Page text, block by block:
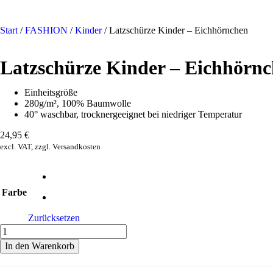
Start /FASHION /Kinder/ Latzschürze Kinder – Eichhörnchen
Latzschürze Kinder –
Einheitsgröße
280g/m², 100% Baumwolle
40° waschbar, trocknergeeignet bei niedriger Temperatur
24,95 €
excl. VAT, zzgl. Versandkosten
Farbe
Zurücksetzen
In den Warenkorb